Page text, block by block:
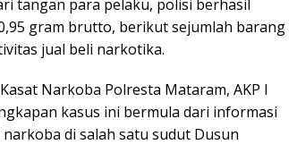
tangan para pelaku, polisi berhasil
gram brutto, berikut sejumlah barang
jual beli narkotika.
Narkoba Polresta Mataram, AKP I
kasus ini bermula dari informasi
di salah satu sudut Dusun